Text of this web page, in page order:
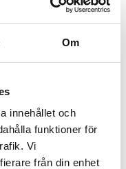
Om
innehållet och
funktioner för
Vi
från din enhet
Snart 20 år i tjänst
fel: ”Kommer